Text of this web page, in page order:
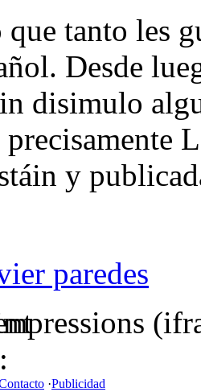
tanto les
Desde
disimulo
y
paredes
·Publicidad